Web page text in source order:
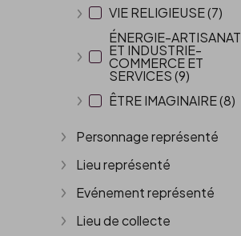
Afficher plus
VIE RELIGIEUSE (7)
Afficher plus
ÉNERGIE-ARTISANAT
ET INDUSTRIE-
COMMERCE ET
SERVICES (9)
Afficher plus
ÊTRE IMAGINAIRE (8)
Afficher plus
Personnage représenté
Afficher plus
Lieu représenté
Afficher plus
Evénement représenté
Afficher plus
Lieu de collecte